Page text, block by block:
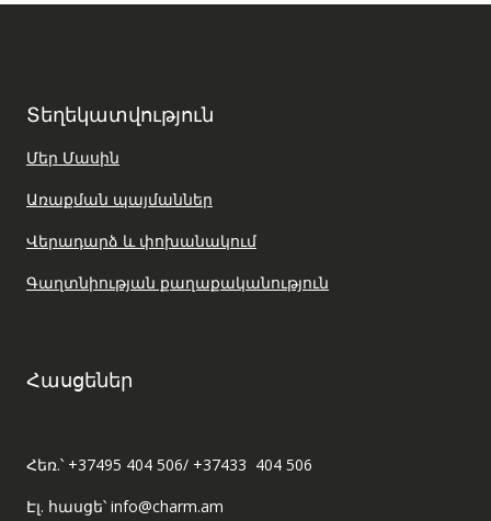
Տեղեկատվություն
Մեր Մասին
Առաքման պայմաններ
Վերադարձ և փոխանակում
Գաղտնիության քաղաքականություն
Հասցեներ
Հեռ.՝ +37495 404 506/ +37433 404 506
Էլ. հասցե՝ info@charm.am